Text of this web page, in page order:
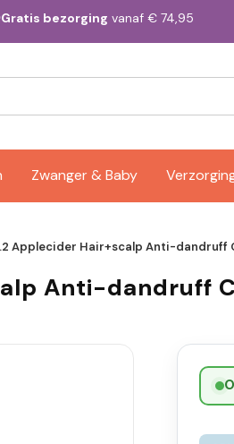
Gratis bezorging vanaf € 74,95
Zwanger & Baby
Applecider Hair+scalp Anti-dandruff
Anti-dandruff